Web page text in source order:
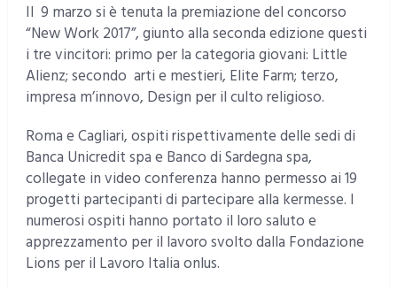
Il 9 marzo si è tenuta la premiazione del concorso
“New Work 2017”, giunto alla seconda edizione questi
i tre vincitori: primo per la categoria giovani: Little
Alienz; secondo arti e mestieri, Elite Farm; terzo,
impresa m’innovo, Design per il culto religioso.
Roma e Cagliari, ospiti rispettivamente delle sedi di
Banca Unicredit spa e Banco di Sardegna spa,
collegate in video conferenza hanno permesso ai 19
progetti partecipanti di partecipare alla kermesse. I
numerosi ospiti hanno portato il loro saluto e
apprezzamento per il lavoro svolto dalla Fondazione
Lions per il Lavoro Italia onlus.